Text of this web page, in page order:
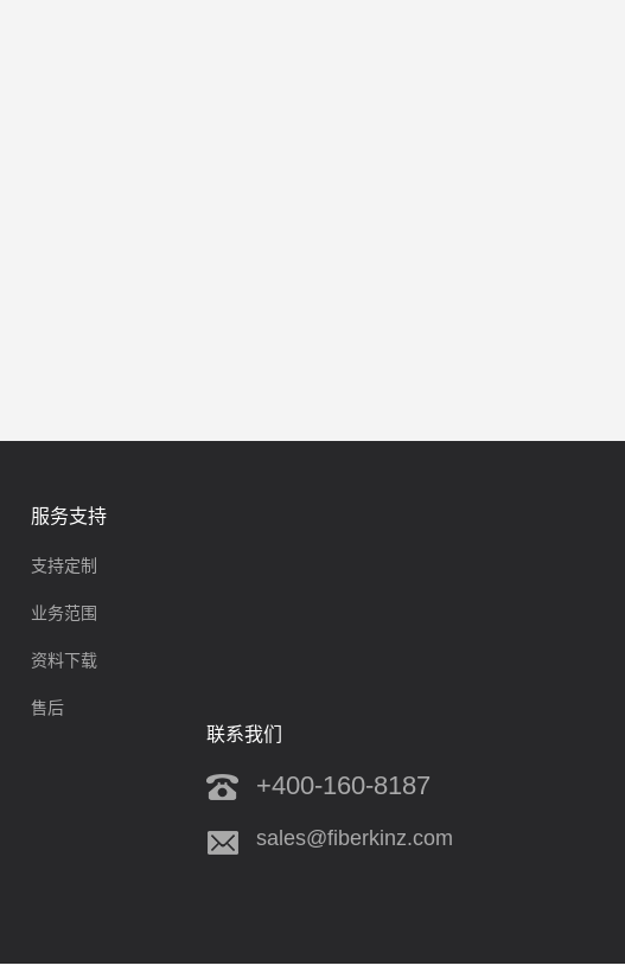
服务支持
支持定制
业务范围
资料下载
售后
联系我们
+400-160-8187
sales@fiberkinz.com